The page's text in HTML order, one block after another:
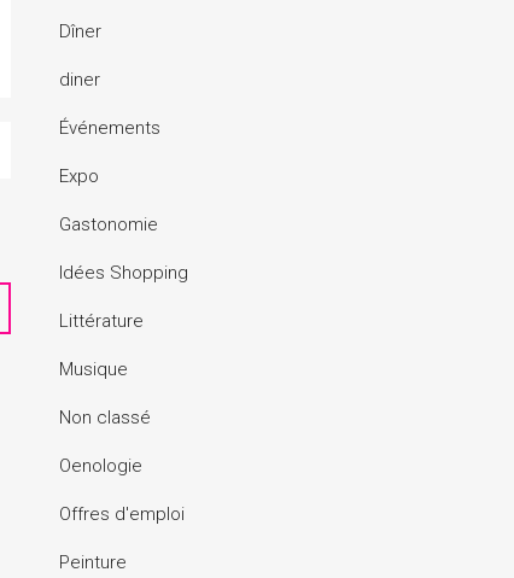
Dîner
diner
Événements
Expo
Gastonomie
Idées Shopping
Littérature
Musique
Non classé
Oenologie
Offres d'emploi
Peinture